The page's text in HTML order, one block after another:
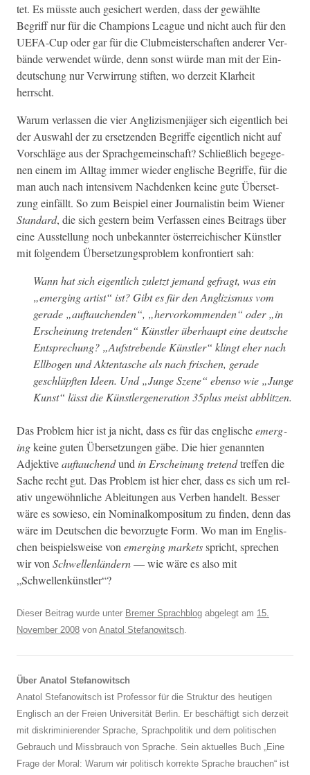
tet. Es müsste auch gesichert wer­den, dass der gewählte
Begriff nur für die Cham­pi­ons League und nicht auch für den
UEFA-Cup oder gar für die Club­meis­ter­schaften ander­er Ver­
bände ver­wen­det würde, denn son­st würde man mit der Ein­
deutschung nur Ver­wirrung stiften, wo derzeit Klarheit
herrscht.
Warum ver­lassen die vier Anglizis­men­jäger sich eigentlich bei
der Auswahl der zu erset­zen­den Begriffe eigentlich nicht auf
Vorschläge aus der Sprachge­mein­schaft? Schließlich bege­ge­
nen einem im All­t­ag immer wieder englis­che Begriffe, für die
man auch nach inten­sivem Nach­denken keine gute Über­set­
zung ein­fällt. So zum Beispiel ein­er Jour­nal­istin beim Wiener
Stan­dard, die sich gestern beim Ver­fassen eines Beitrags über
eine Ausstel­lung noch unbekan­nter öster­re­ichis­ch­er Kün­stler
mit fol­gen­dem Über­set­zung­sprob­lem kon­fron­tiert sah:
Wann hat sich eigentlich zulet­zt jemand gefragt, was ein
„emerg­ing artist“ ist? Gibt es für den Anglizis­mus vom
ger­ade „auf­tauchen­den“, „her­vork­om­menden“ oder „in
Erschei­n­ung tre­tenden“ Kün­stler über­haupt eine deutsche
Entsprechung? „Auf­strebende Kün­stler“ klingt eher nach
Ell­bo­gen und Akten­tasche als nach frischen, ger­ade
geschlüpften Ideen. Und „Junge Szene“ eben­so wie „Junge
Kun­st“ lässt die Kün­st­ler­gen­er­a­tion 35plus meist abblitzen.
Das Prob­lem hier ist ja nicht, dass es für das englis­cheemerg­
ingkeine guten Über­set­zun­gen gäbe. Die hier genan­nten
Adjek­tiveauf­tauchendund in Erschei­n­ung tre­tendtre­f­fen die
Sache recht gut. Das Prob­lem ist hier eher, dass es sich um rel­
a­tiv ungewöhn­liche Ableitun­gen aus Ver­ben han­delt. Bess­er
wäre es sowieso, ein Nom­i­nalkom­posi­tum zu find­en, denn das
wäre im Deutschen die bevorzugte Form. Wo man im Englis­
chen beispiel­sweise vonemerg­ing mar­ketsspricht, sprechen
wir vonSchwellen­län­dern— wie wäre es also mit
„Schwellenkün­stler“?
Dieser Beitrag wurde unter Bremer Sprachblog abgelegt am 15.
November 2008 von Anatol Stefanowitsch
Über Anatol Stefanowitsch
Anatol Stefanowitsch ist Professor für die Struktur des heutigen
Englisch an der Freien Universität Berlin. Er beschäftigt sich derzeit
mit diskriminierender Sprache, Sprachpolitik und dem politischen
Gebrauch und Missbrauch von Sprache. Sein aktuelles Buch „Eine
Frage der Moral: Warum wir politisch korrekte Sprache brauchen“ ist